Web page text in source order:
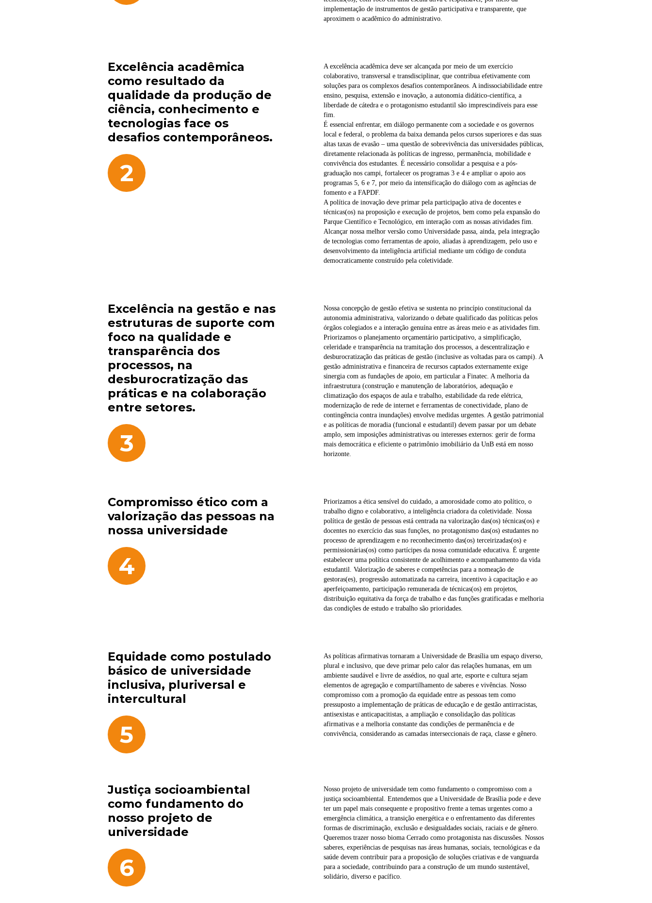
implementação de instrumentos de gestão participativa e transparente, que
aproximem o acadêmico do administrativo.
Excelência acadêmica
como resultado da
qualidade da produção de
ciência, conhecimento e
tecnologias face os
desafios contemporâneos.
2
A excelência acadêmica deve ser alcançada por meio de um exercício
colaborativo, transversal e transdisciplinar, que contribua efetivamente com
soluções para os complexos desafios contemporâneos. A indissociabilidade entre
ensino, pesquisa, extensão e inovação, a autonomia didático-científica, a
liberdade de cátedra e o protagonismo estudantil são imprescindíveis para esse
fim.
É essencial enfrentar, em diálogo permanente com a sociedade e os governos
local e federal, o problema da baixa demanda pelos cursos superiores e das suas
altas taxas de evasão – uma questão de sobrevivência das universidades públicas,
diretamente relacionada às políticas de ingresso, permanência, mobilidade e
convivência dos estudantes. É necessário consolidar a pesquisa e a pós-
graduação nos campi, fortalecer os programas 3 e 4 e ampliar o apoio aos
programas 5, 6 e 7, por meio da intensificação do diálogo com as agências de
fomento e a FAPDF.
A política de inovação deve primar pela participação ativa de docentes e
técnicas(os) na proposição e execução de projetos, bem como pela expansão do
Parque Científico e Tecnológico, em interação com as nossas atividades fim.
Alcançar nossa melhor versão como Universidade passa, ainda, pela integração
de tecnologias como ferramentas de apoio, aliadas à aprendizagem, pelo uso e
desenvolvimento da inteligência artificial mediante um código de conduta
democraticamente construído pela coletividade.
Excelência na gestão e nas
estruturas de suporte com
foco na qualidade e
transparência dos
processos, na
desburocratização das
práticas e na colaboração
entre setores.
3
Nossa concepção de gestão efetiva se sustenta no princípio constitucional da
autonomia administrativa, valorizando o debate qualificado das políticas pelos
órgãos colegiados e a interação genuína entre as áreas meio e as atividades fim.
Priorizamos o planejamento orçamentário participativo, a simplificação,
celeridade e transparência na tramitação dos processos, a descentralização e
desburocratização das práticas de gestão (inclusive as voltadas para os campi). A
gestão administrativa e financeira de recursos captados externamente exige
sinergia com as fundações de apoio, em particular a Finatec. A melhoria da
infraestrutura (construção e manutenção de laboratórios, adequação e
climatização dos espaços de aula e trabalho, estabilidade da rede elétrica,
modernização de rede de internet e ferramentas de conectividade, plano de
contingência contra inundações) envolve medidas urgentes. A gestão patrimonial
e as políticas de moradia (funcional e estudantil) devem passar por um debate
amplo, sem imposições administrativas ou interesses externos: gerir de forma
mais democrática e eficiente o patrimônio imobiliário da UnB está em nosso
horizonte.
Compromisso ético com a
valorização das pessoas na
nossa universidade
4
Priorizamos a ética sensível do cuidado, a amorosidade como ato político, o
trabalho digno e colaborativo, a inteligência criadora da coletividade. Nossa
política de gestão de pessoas está centrada na valorização das(os) técnicas(os) e
docentes no exercício das suas funções, no protagonismo das(os) estudantes no
processo de aprendizagem e no reconhecimento das(os) terceirizadas(os) e
permissionárias(os) como partícipes da nossa comunidade educativa. É urgente
estabelecer uma política consistente de acolhimento e acompanhamento da vida
estudantil. Valorização de saberes e competências para a nomeação de
gestoras(es), progressão automatizada na carreira, incentivo à capacitação e ao
aperfeiçoamento, participação remunerada de técnicas(os) em projetos,
distribuição equitativa da força de trabalho e das funções gratificadas e melhoria
das condições de estudo e trabalho são prioridades.
Equidade como postulado
básico de universidade
inclusiva, pluriversal e
intercultural
5
As políticas afirmativas tornaram a Universidade de Brasília um espaço diverso,
plural e inclusivo, que deve primar pelo calor das relações humanas, em um
ambiente saudável e livre de assédios, no qual arte, esporte e cultura sejam
elementos de agregação e compartilhamento de saberes e vivências. Nosso
compromisso com a promoção da equidade entre as pessoas tem como
pressuposto a implementação de práticas de educação e de gestão antirracistas,
antisexistas e anticapacitistas, a ampliação e consolidação das políticas
afirmativas e a melhoria constante das condições de permanência e de
convivência, considerando as camadas interseccionais de raça, classe e gênero.
Justiça socioambiental
como fundamento do
nosso projeto de
universidade
6
Nosso projeto de universidade tem como fundamento o compromisso com a
justiça socioambiental. Entendemos que a Universidade de Brasília pode e deve
ter um papel mais consequente e propositivo frente a temas urgentes como a
emergência climática, a transição energética e o enfrentamento das diferentes
formas de discriminação, exclusão e desigualdades sociais, raciais e de gênero.
Queremos trazer nosso bioma Cerrado como protagonista nas discussões. Nossos
saberes, experiências de pesquisas nas áreas humanas, sociais, tecnológicas e da
saúde devem contribuir para a proposição de soluções criativas e de vanguarda
para a sociedade, contribuindo para a construção de um mundo sustentável,
solidário, diverso e pacífico.